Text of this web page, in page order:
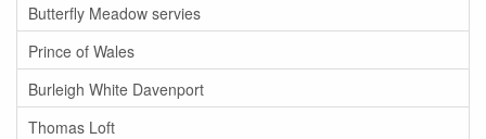
Butterfly Meadow servies
Prince of Wales
Burleigh White Davenport
Thomas Loft